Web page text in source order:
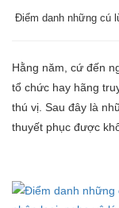
Điểm danh những cú
Hằng năm, cứ đến
tổ chức hay hãng
thú vị. Sau đây là
thuyết phục được